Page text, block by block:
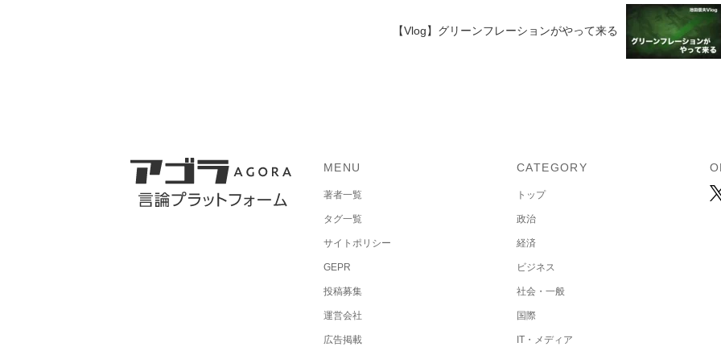
【Vlog】グリーンフレーションがやって来る
MENU
著者一覧
タグ一覧
サイトポリシー
GEPR
投稿募集
運営会社
広告掲載
CATEGORY
トップ
政治
経済
ビジネス
社会・一般
国際
IT・メディア